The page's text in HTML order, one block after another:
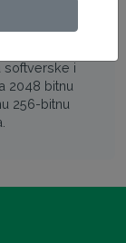
softverske i
2048 bitnu
256-bitnu